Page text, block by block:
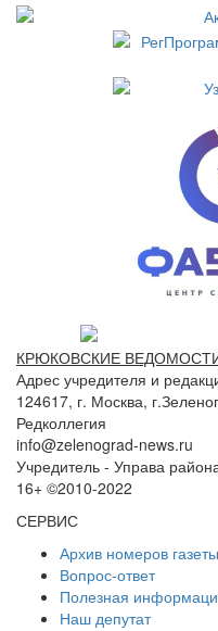
КРЮКОВСКИЕ
Адрес учредителя и
124617, г. Москва,
Редколлегия
info@zelenograd-news.ru
Учредитель - Управа
16+ ©2010-2022
СЕРВИС
Архив номеров газеты
Вопрос-ответ
Полезная
Наш депутат